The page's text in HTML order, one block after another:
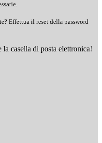
Effettua il reset della password
casella di posta elettronica!